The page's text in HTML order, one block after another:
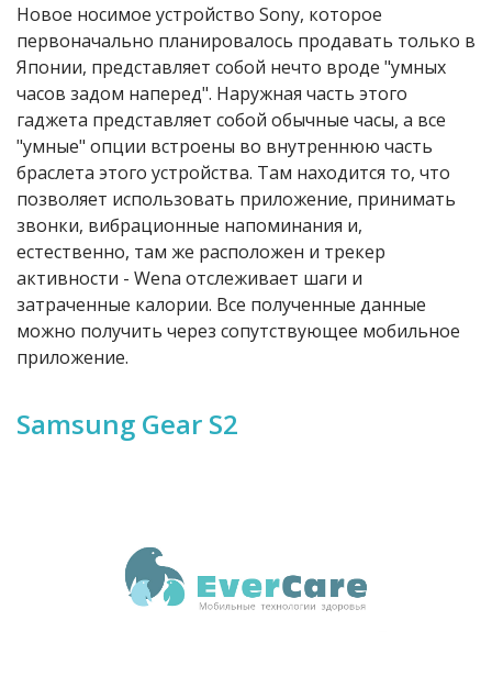
Новое носимое устройство Sony, которое
первоначально планировалось продавать только в
Японии, представляет собой нечто вроде "умных
часов задом наперед". Наружная часть этого
гаджета представляет собой обычные часы, а все
"умные" опции встроены во внутреннюю часть
браслета этого устройства. Там находится то, что
позволяет использовать приложение, принимать
звонки, вибрационные напоминания и,
естественно, там же расположен и трекер
активности - Wena отслеживает шаги и
затраченные калории. Все полученные данные
можно получить через сопутствующее мобильное
приложение.
Samsung Gear S2